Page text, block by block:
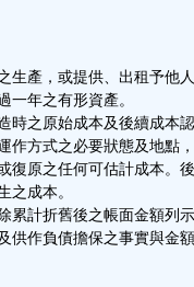
生產，或提供、出租予他
一年之有形資產。
時之原始成本及後續成本
作方式之必要狀態及地點
復原之任何可估計成本。
之成本。
累計折舊後之帳面金額列
供作負債擔保之事實與金